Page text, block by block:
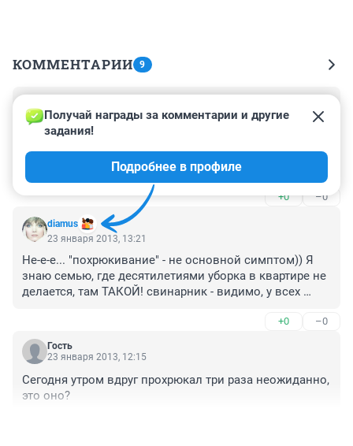
КОММЕНТАРИИ 9
29 января 2013, 11:28
доктор! а уменя не свиной грипп? конечно свиной!-
только свинья может вызвать скорую в 2 часа ночи
на температуру 37,5!
+0 –0
diamus
Получай награды за комментарии и другие
задания!
Подробнее в профиле
23 января 2013, 13:21
Не-е-е... "похрюкивание" - не основной симптом)) Я
знаю семью, где десятилетиями уборка в квартире не
делается, там ТАКОЙ! свинарник - видимо, у всех
+0 –0
Гость
23 января 2013, 12:15
Сегодня утром вдруг прохрюкал три раза неожиданно,
это оно?